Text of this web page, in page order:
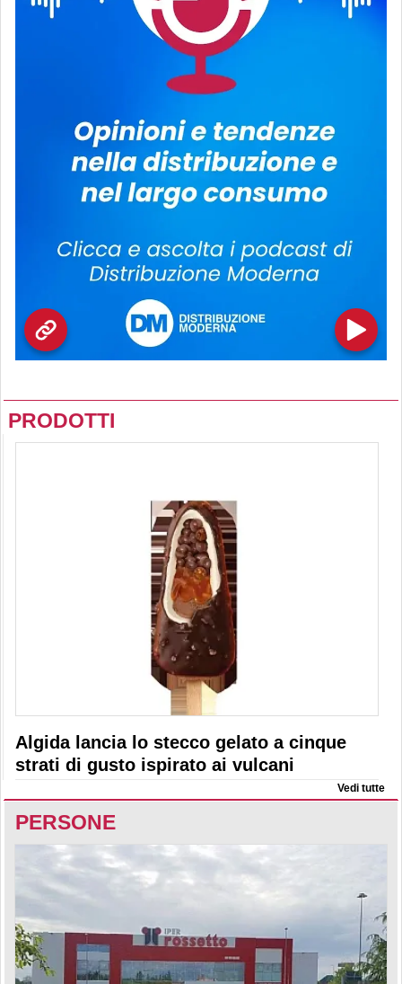
PRODOTTI
Algida lancia lo stecco gelato a cinque
strati di gusto ispirato ai vulcani
Vedi tutte
PERSONE